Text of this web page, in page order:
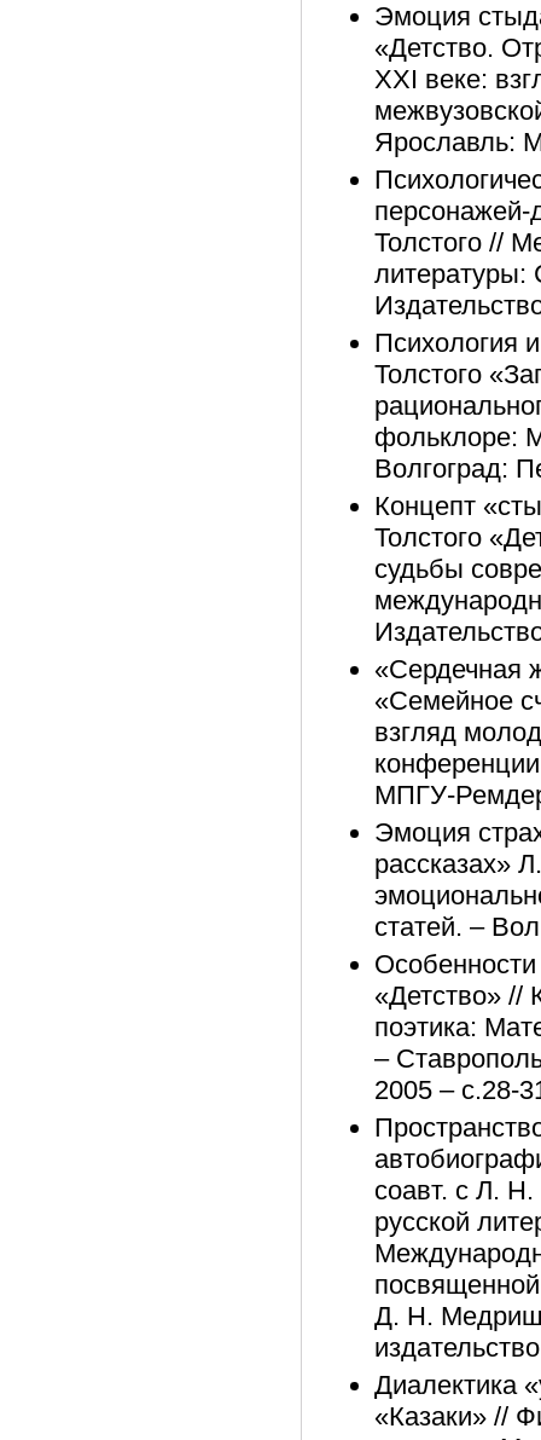
Эмоция
«Детство.
XXI веке:
Ярославль:
персонажей-
Толстого //
литературы:
Психология
Толстого
фольклоре:
Волгоград:
Концепт
Толстого
судьбы
«Сердечная
«Семейное
взгляд
МПГУ-
Эмоция
рассказах»
статей. –
«Детство» //
поэтика:
–
2005 – с.28-
соавт. с Л.
русской
Д. Н.
Диалектика
«Казаки» //